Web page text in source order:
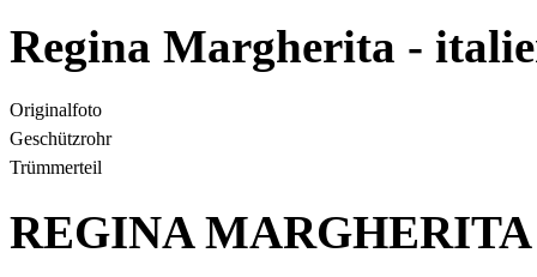
Regina Margherita -
Originalfoto
Geschützrohr
Trümmerteil
REGINA